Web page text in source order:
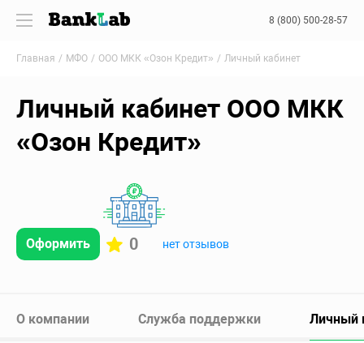
8 (800) 500-28-57
Главная МФО ООО МКК «Озон Кредит» Личный кабинет
Личный кабинет ООО МКК
«Озон Кредит»
Оформить 0 нет отзывов
О компании Служба поддержки Личный